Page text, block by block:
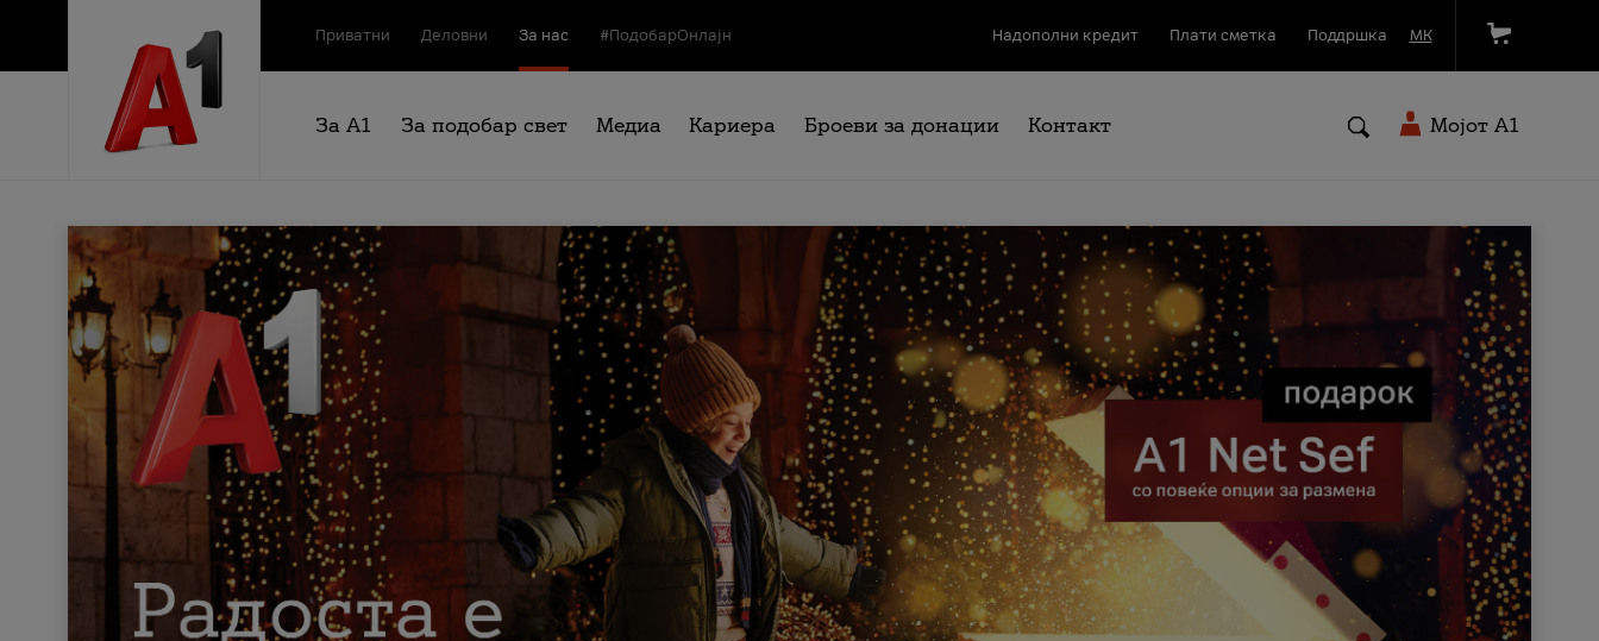
Приватни Деловни За нас #ПодобарОнлајн Надополни кредит Плати сметка Поддршка МК
За А1 За подобар свет Медиа Кариера Броеви за донации Контакт Мојот A1